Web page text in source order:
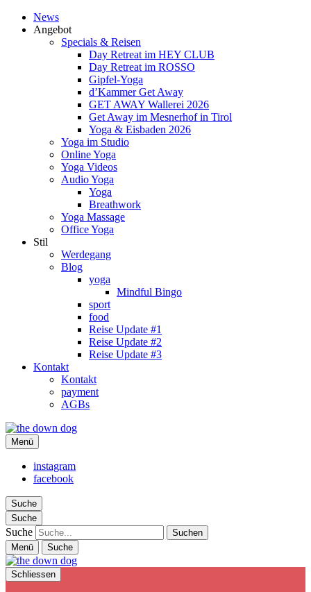
News
Angebot
Specials & Reisen
Day Retreat im HEY CLUB
Day Retreat im ROSSO
Gipfel-Yoga
d’Kammer Get Away
GET AWAY Wallerei 2026
Get Away im Mesnerhof in Tirol
Yoga & Eisbaden 2026
Yoga im Studio
Online Yoga
Yoga Videos
Audio Yoga
Yoga
Breathwork
Yoga Massage
Office Yoga
Stil
Werdegang
Blog
yoga
Mindful Bingo
sport
food
Reise Update #1
Reise Update #2
Reise Update #3
Kontakt
Kontakt
payment
AGBs
the down dog
Christina Ilchman
Menü
instagram
facebook
Suche
Suche
Suche
Menü Suche
Schliessen